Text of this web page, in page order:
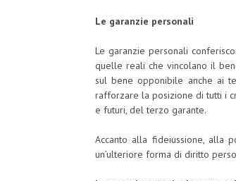
Le garanzie personali
Le garanzie personali
quelle reali che vincolano il
sul bene opponibile anche ai
rafforzare la posizione di tutti i
e futuri, del terzo garante.
Accanto alla fideiussione,
un’ulteriore forma di diritto